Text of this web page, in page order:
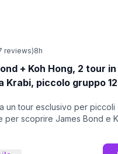
reviews)8h
+ Koh Hong, 2 tour in
Krabi, piccolo gruppo 12
un tour esclusivo per
per scoprire James Bond e